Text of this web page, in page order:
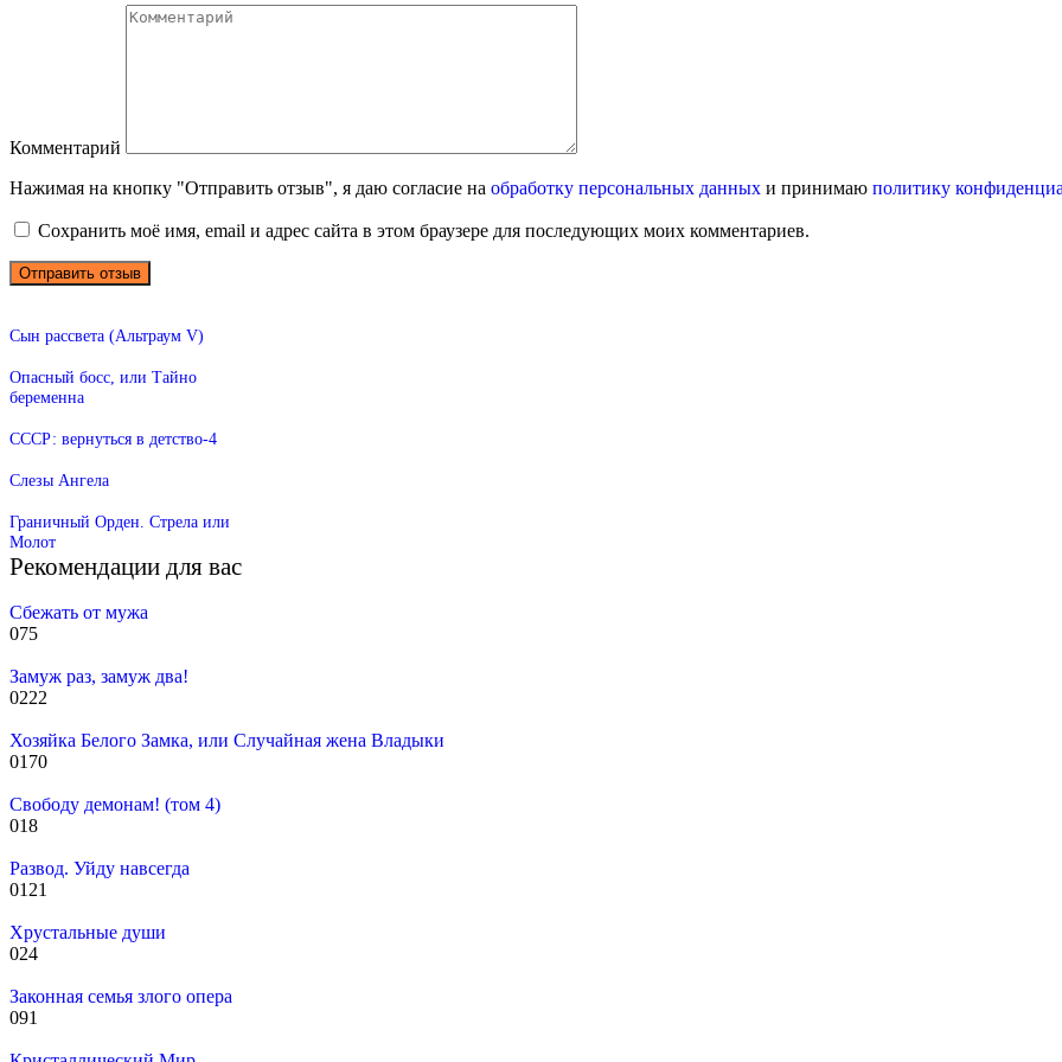
Комментарий
Нажимая на кнопку "Отправить отзыв", я даю согласие на обработку персональных данных и принимаю политику
Сохранить моё имя, email и адрес сайта в этом браузере для последующих моих комментариев.
Сын рассвета (Альтраум V)
Опасный босс, или Тайно
беременна
СССР: вернуться в детство-4
Слезы Ангела
Граничный Орден. Стрела или
Молот
Рекомендации для вас
Сбежать от мужа
075
Замуж раз, замуж два!
0222
Хозяйка Белого Замка, или Случайная жена Владыки
0170
Свободу демонам! (том 4)
018
Развод. Уйду навсегда
0121
Хрустальные души
024
Законная семья злого опера
091